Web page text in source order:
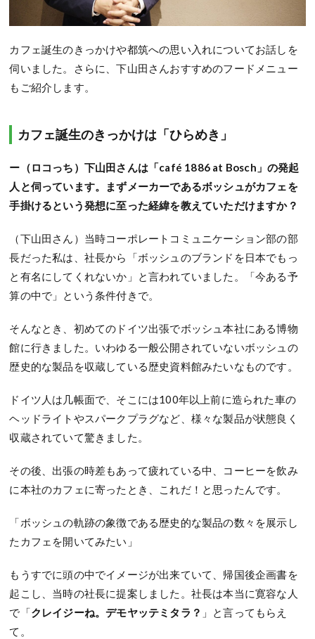
カフェ誕生のきっかけや都筑への思い入れについてお話しを
伺いました。さらに、下山田さんおすすめのフードメニュー
もご紹介します。
カフェ誕生のきっかけは「ひらめき」
ー（ロコっち）下山田さんは「café 1886 at Bosch」の発起
人と伺っています。まずメーカーであるボッシュがカフェを
手掛けるという発想に至った経緯を教えていただけますか？
（下山田さん）当時コーポレートコミュニケーション部の部
長だった私は、社長から「ボッシュのブランドを日本でもっ
と有名にしてくれないか」と言われていました。「今ある予
算の中で」という条件付きで。
そんなとき、初めてのドイツ出張でボッシュ本社にある博物
館に行きました。いわゆる一般公開されていないボッシュの
歴史的な製品を収蔵している歴史資料館みたいなものです。
ドイツ人は几帳面で、そこには100年以上前に造られた車の
ヘッドライトやスパークプラグなど、様々な製品が状態良く
収蔵されていて驚きました。
その後、出張の時差もあって疲れている中、コーヒーを飲み
に本社のカフェに寄ったとき、これだ！と思ったんです。
「ボッシュの軌跡の象徴である歴史的な製品の数々を展示し
たカフェを開いてみたい」
もうすでに頭の中でイメージが出来ていて、帰国後企画書を
起こし、当時の社長に提案しました。社長は本当に寛容な人
で「クレイジーね。デモヤッテミタラ？ 」と言ってもらえ
て。